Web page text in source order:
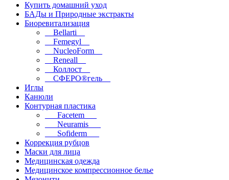
Купить домашний уход
БАДы и Природные экстракты
Биоревитализация
__Bellarti__
__Femegyl__
__NucleoForm__
__Reneall__
__Коллост__
__СФЕРО®гель__
Иглы
Канюли
Контурная пластика
___Facetem___
___Neuramis___
___Sofiderm___
Коррекция рубцов
Маски для лица
Медицинская одежда
Медицинское компрессионное белье